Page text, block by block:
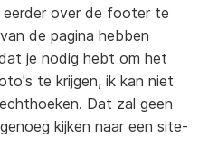
over de footer te
de pagina hebben
je nodig hebt om het
te krijgen, ik kan niet
Dat zal geen
kijken naar een site-